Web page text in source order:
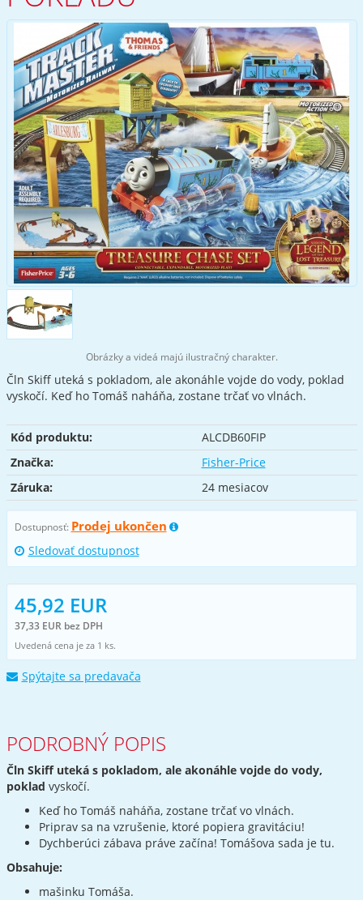
Obrázky a videá majú ilustračný charakter.
Čln Skiff uteká s pokladom, ale akonáhle vojde do vody, poklad
vyskočí. Keď ho Tomáš naháňa, zostane trčať vo vlnách.
Kód produktu:
ALCDB60FIP
Značka:
Fisher-Price
Záruka:
24 mesiacov
Dostupnosť: Prodej ukončen
Sledovať dostupnost
45,92 EUR
37,33 EUR bez DPH
Uvedená cena je za 1 ks.
Spýtajte sa predavača
PODROBNÝ POPIS
Čln Skiff uteká s pokladom, ale akonáhle vojde do vody,
poklad vyskočí.
Keď ho Tomáš naháňa, zostane trčať vo vlnách.
Priprav sa na vzrušenie, ktoré popiera gravitáciu!
Dychberúci zábava práve začína! Tomášova sada je tu.
Obsahuje:
mašinku Tomáša.